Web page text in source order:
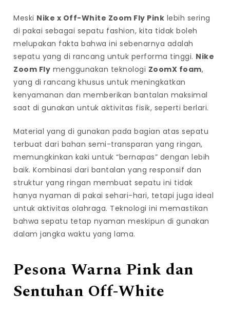
Meski Nike x Off-White Zoom Fly Pink lebih sering
di pakai sebagai sepatu fashion, kita tidak boleh
melupakan fakta bahwa ini sebenarnya adalah
sepatu yang di rancang untuk performa tinggi. Nike
Zoom Fly menggunakan teknologi ZoomX foam,
yang di rancang khusus untuk meningkatkan
kenyamanan dan memberikan bantalan maksimal
saat di gunakan untuk aktivitas fisik, seperti berlari.
Material yang di gunakan pada bagian atas sepatu
terbuat dari bahan semi-transparan yang ringan,
memungkinkan kaki untuk “bernapas” dengan lebih
baik. Kombinasi dari bantalan yang responsif dan
struktur yang ringan membuat sepatu ini tidak
hanya nyaman di pakai sehari-hari, tetapi juga ideal
untuk aktivitas olahraga. Teknologi ini memastikan
bahwa sepatu tetap nyaman meskipun di gunakan
dalam jangka waktu yang lama.
Pesona Warna Pink dan
Sentuhan Off-White